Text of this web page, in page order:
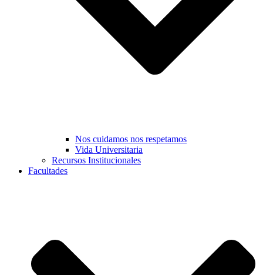
Nos cuidamos nos respetamos
Vida Universitaria
Recursos Institucionales
Facultades